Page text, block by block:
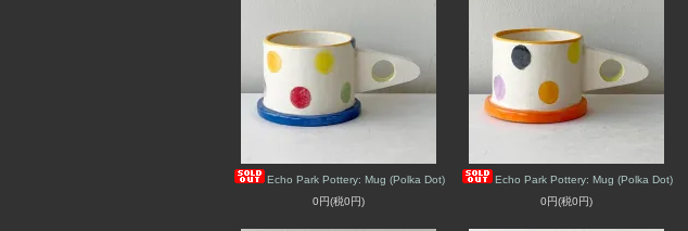
Echo Park Pottery: Mug (Polka Dot)
0円(税0円)
Echo Park Pottery: Mug (Polka Dot)
0円(税0円)